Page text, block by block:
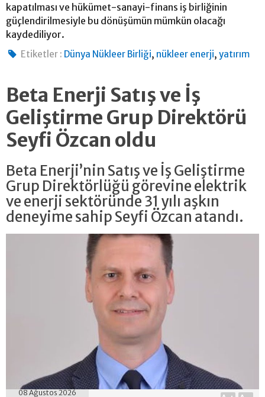
kapatılması ve hükümet-sanayi-finans iş birliğinin
güçlendirilmesiyle bu dönüşümün mümkün olacağı
kaydediliyor.
Etiketler : Dünya Nükleer Birliği, nükleer enerji,yatırım
Beta Enerji Satış ve İş
Geliştirme Grup Direktörü
Seyfi Özcan oldu
Beta Enerji’nin Satış ve İş Geliştirme
Grup Direktörlüğü görevine elektrik
ve enerji sektöründe 31 yılı aşkın
deneyime sahip Seyfi Özcan atandı.
08 Ağustos 2026